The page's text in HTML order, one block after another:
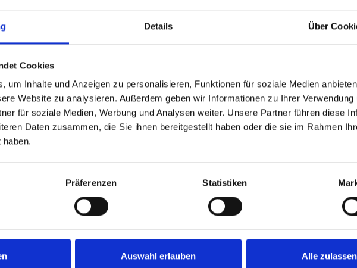
Details Über
Cookies
um Inhalte und Anzeigen zu personalisieren, Funktionen für soziale Medien
Website zu analysieren. Außerdem geben wir Informationen zu Ihrer Verwendung
für soziale Medien, Werbung und Analysen weiter. Unsere Partner führen diese
Daten zusammen, die Sie ihnen bereitgestellt haben oder die sie im Rahmen
Präferenzen Statistiken
Auswahl erlauben Alle zulassen
YOUR VIBE.
YOUR TRIBE.
MOMENT.
Networking next Level: Exklusive Events nur für
Unternehmer, die das Außergewöhnliche suchen.